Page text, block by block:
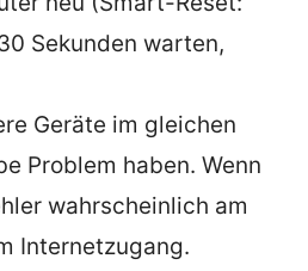
Sekunden warten,
Geräte im gleichen
Problem haben. Wenn
wahrscheinlich am
Internetzugang.